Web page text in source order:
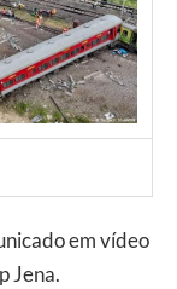
em vídeo
Jena.